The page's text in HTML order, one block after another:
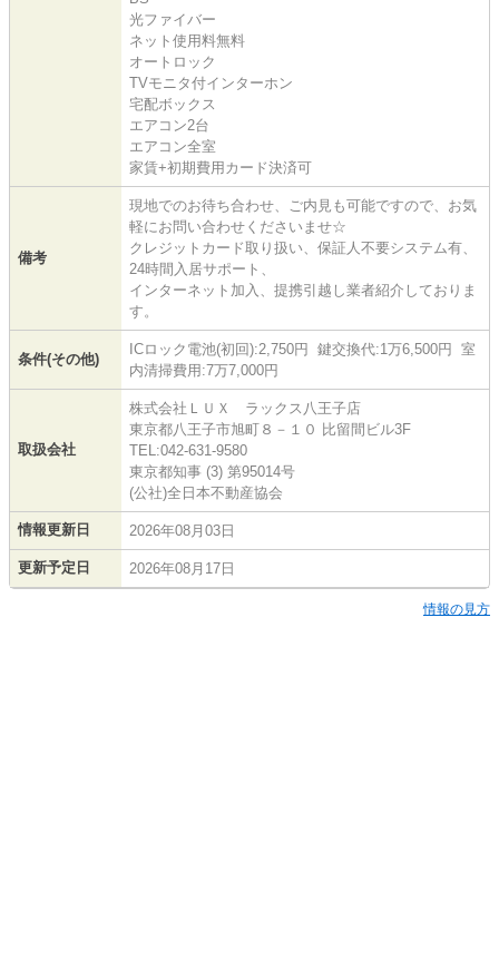
光ファイバー
ネット使用料無料
オートロック
TVモニタ付インターホン
宅配ボックス
エアコン2台
エアコン全室
家賃+初期費用カード決済可
備考
現地でのお待ち合わせ、ご内見も可能ですので、お気
軽にお問い合わせくださいませ☆
クレジットカード取り扱い、保証人不要システム有、
24時間入居サポート、
インターネット加入、提携引越し業者紹介しておりま
す。
条件(その他)
ICロック電池(初回):2,750円 鍵交換代:1万6,500円 室
内清掃費用:7万7,000円
取扱会社
株式会社ＬＵＸ ラックス八王子店
東京都八王子市旭町８－１０ 比留間ビル3F
TEL:042-631-9580
東京都知事 (3) 第95014号
(公社)全日本不動産協会
情報更新日 2026年08月03日
更新予定日 2026年08月17日
情報の見方